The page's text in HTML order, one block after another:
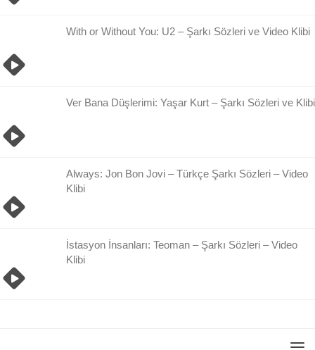
With or Without You: U2 – Şarkı Sözleri ve Video Klibi
Ver Bana Düşlerimi: Yaşar Kurt – Şarkı Sözleri ve Klibi
Always: Jon Bon Jovi – Türkçe Şarkı Sözleri – Video
Klibi
İstasyon İnsanları: Teoman – Şarkı Sözleri – Video
Klibi